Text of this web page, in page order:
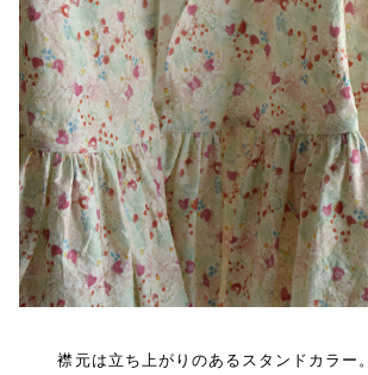
襟元は立ち上がりのあるスタンドカラー